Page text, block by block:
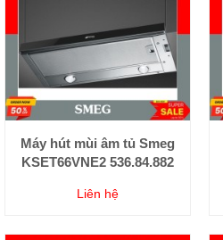
Máy hút mùi âm tủ Smeg
KSET66VNE2 536.84.882
Liên hệ